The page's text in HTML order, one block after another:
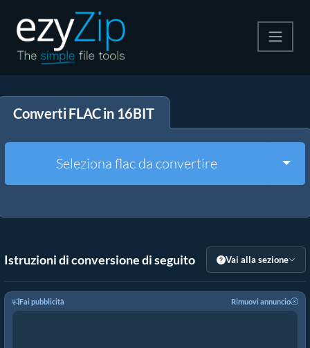
Decomprimi
Altri strumenti
Converti FLAC in 16BIT
Seleziona flac da convertire
Istruzioni di conversione di seguito Vai alla sezione
Fai pubblicità Rimuovi annuncio